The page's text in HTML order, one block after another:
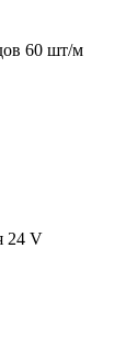
60 шт/м
24 V